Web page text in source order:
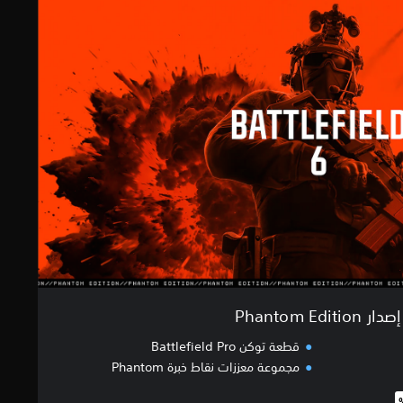
إصدار Phantom Edition
قطعة توكن Battlefield Pro
مجموعة معززات نقاط خبرة Phantom